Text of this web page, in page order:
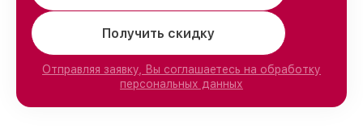
Получить скидку
Отправляя заявку, Вы соглашаетесь на обработку
персональных данных